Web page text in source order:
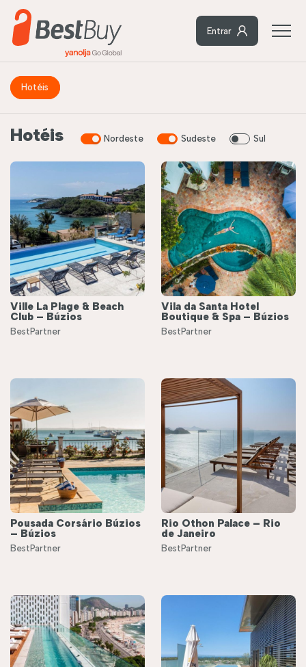
Entrar
Hotéis
Hotéis Nordeste Sudeste Sul
Ville La Plage & Beach
Club – Búzios
BestPartner
Vila da Santa Hotel
Boutique & Spa – Búzios
BestPartner
Pousada Corsário Búzios
– Búzios
BestPartner
Rio Othon Palace – Rio
de Janeiro
BestPartner